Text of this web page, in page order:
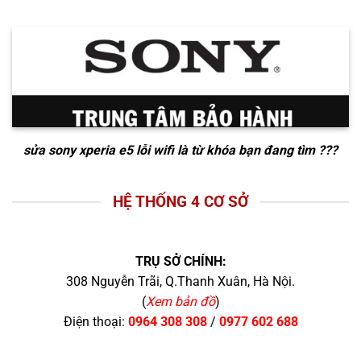
sửa sony xperia e5 lỗi wifilà từ khóa bạn đang tìm ???
HỆ THỐNG 4 CƠ SỞ
TRỤ SỞ CHÍNH:
308 Nguyễn Trãi, Q.Thanh Xuân, Hà Nội.
(Xem bản đồ)
Điện thoại: 0964 308 308/ 0977 602 688